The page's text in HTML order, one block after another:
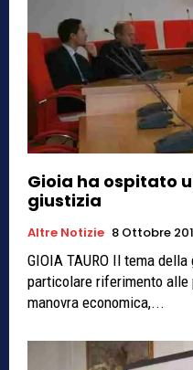
Gioia ha ospitato
giustizia
Altre Notizie 8 Ottobre
GIOIA TAURO Il tema
particolare riferimento alle
manovra economica,...